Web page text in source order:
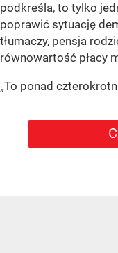
podkreśla, to tylko
poprawić sytuację
tłumaczy, pensja
równowartość płacy
„To ponad